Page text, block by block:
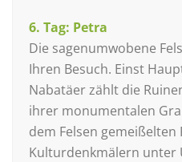
6. Tag: Petra
Die sagenumwobene
Ihren Besuch. Einst
Nabatäer zählt die
ihrer monumentalen
dem Felsen gemeißelten
Kulturdenkmälern unter